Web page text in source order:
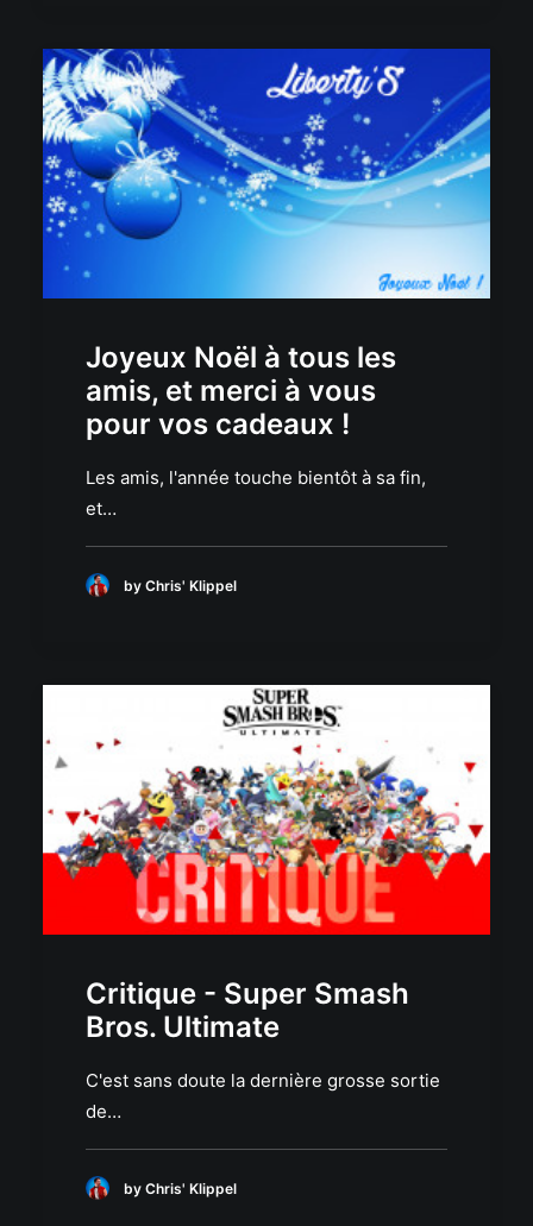
Joyeux Noël à tous les
amis, et merci à vous
pour vos cadeaux !
Les amis, l'année touche bientôt à sa fin,
et…
by Chris' Klippel
Critique - Super Smash
Bros. Ultimate
C'est sans doute la dernière grosse sortie
de…
by Chris' Klippel